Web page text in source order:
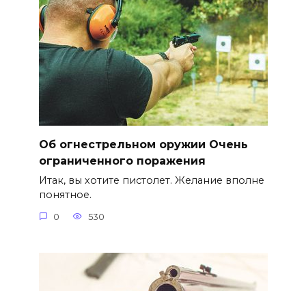
Об огнестрельном оружии Очень
ограниченного поражения
Итак, вы хотите пистолет. Желание вполне
понятное.
0 530